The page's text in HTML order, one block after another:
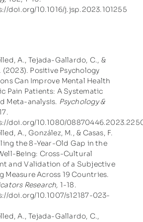
doi.org/10.1016/j.jsp.2023.101255
A., Tejada-Gallardo, C., &
(2023). Positive Psychology
Can Improve Mental Health
Pain Patients: A Systematic
Meta-analysis. Psychology &
doi.org/10.1080/
A., González, M., & Casas, F.
the 8-Year-Old Gap in the
Being: Cross-Cultural
and Validation of a Subjective
Measure Across 19 Countries.
Research, 1-18.
doi.org/10.1007/s12187-023-
A., Tejada-Gallardo, C.,